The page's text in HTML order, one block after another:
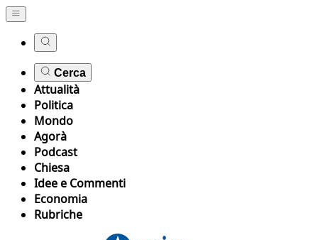
Cerca
Attualità
Politica
Mondo
Agorà
Podcast
Chiesa
Idee e Commenti
Economia
Rubriche